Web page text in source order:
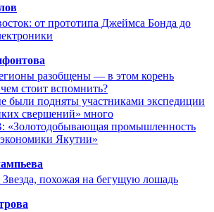
от прототипа Джеймса Бонда до
разобщены — в этом корень
стоит вспомнить?
были подняты участниками экспедиции
свершений» много
промышленность
Якутии»
похожая на бегущую лошадь